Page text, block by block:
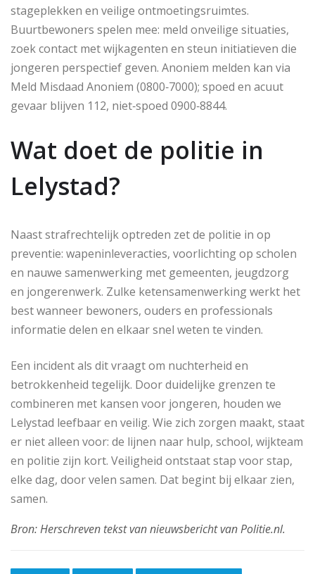
stageplekken en veilige ontmoetingsruimtes.
Buurtbewoners spelen mee: meld onveilige situaties,
zoek contact met wijkagenten en steun initiatieven die
jongeren perspectief geven. Anoniem melden kan via
Meld Misdaad Anoniem (0800‑7000); spoed en acuut
gevaar blijven 112, niet‑spoed 0900‑8844.
Wat doet de politie in
Lelystad?
Naast strafrechtelijk optreden zet de politie in op
preventie: wapeninleveracties, voorlichting op scholen
en nauwe samenwerking met gemeenten, jeugdzorg
en jongerenwerk. Zulke ketensamenwerking werkt het
best wanneer bewoners, ouders en professionals
informatie delen en elkaar snel weten te vinden.
Een incident als dit vraagt om nuchterheid en
betrokkenheid tegelijk. Door duidelijke grenzen te
combineren met kansen voor jongeren, houden we
Lelystad leefbaar en veilig. Wie zich zorgen maakt, staat
er niet alleen voor: de lijnen naar hulp, school, wijkteam
en politie zijn kort. Veiligheid ontstaat stap voor stap,
elke dag, door velen samen. Dat begint bij elkaar zien,
samen.